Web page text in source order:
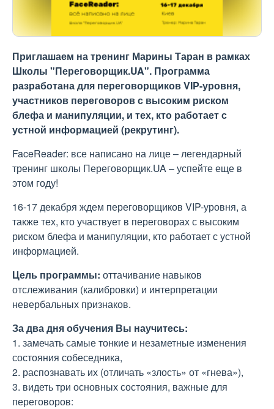
Приглашаем на тренинг Марины Таран в рамках
Школы "Переговорщик.UA". Программа
разработана для переговорщиков VIP-уровня,
участников переговоров с высоким риском
блефа и манипуляции, и тех, кто работает с
устной информацией (рекрутинг).
FaceReader: все написано на лице – легендарный
тренинг школы Переговорщик.UA – успейте еще в
этом году!
16-17 декабря ждем переговорщиков VIP-уровня, а
также тех, кто участвует в переговорах с высоким
риском блефа и манипуляции, кто работает с устной
информацией.
Цель программы: оттачивание навыков
отслеживания (калибровки) и интерпретации
невербальных признаков.
За два дня обучения Вы научитесь:
1. замечать самые тонкие и незаметные изменения
состояния собеседника,
2. распознавать их (отличать «злость» от «гнева»),
3. видеть три основных состояния, важные для
переговоров: